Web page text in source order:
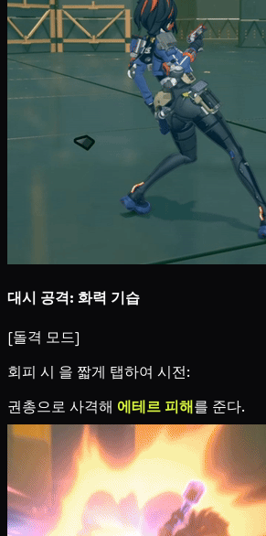
대시 공격: 화력 기습
[돌격 모드]
회피 시 을 짧게 탭하여 시전:
권총으로 사격해 에테르 피해를 준다.